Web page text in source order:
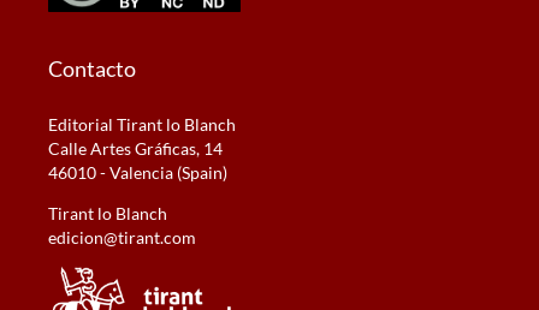
Contacto
Editorial Tirant lo Blanch
Calle Artes Gráficas, 14
46010 - Valencia (Spain)
Tirant lo Blanch
edicion@tirant.com